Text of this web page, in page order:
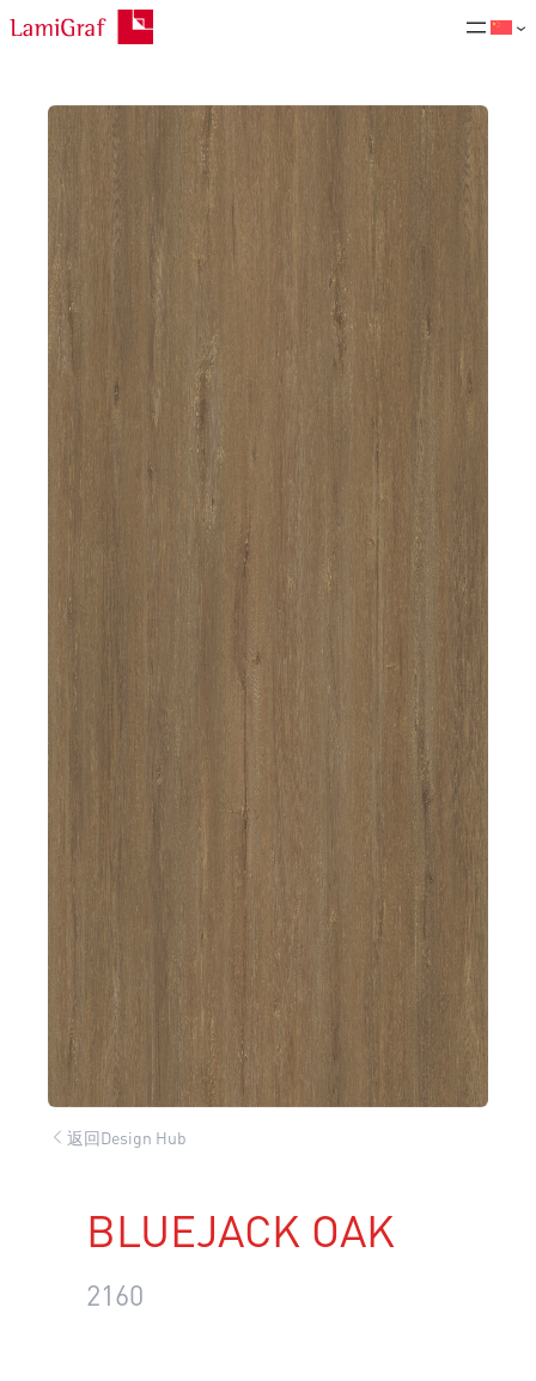
跳
返回Design Hub
BLUEJACK OAK
2160